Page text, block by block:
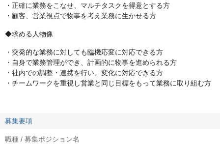
・正確に業務をこなせ、マルチタスクを得意とする方
・顧客、営業視点で物事を考え業務に生かせる方
◆求める人物像
・突発的な業務に対しても臨機応変に対応できる方
・自身で業務管理ができ、計画的に物事を進められる方
・社内での調整・連携を行い、変化に対応できる方
・チームワークを重視し営業と同じ目標をもって業務に取り組む方
募集要項
職種 / 募集ポジション名